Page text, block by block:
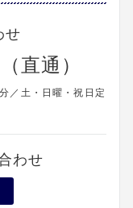
せ
直通）
／土・日曜・祝日定
わせ